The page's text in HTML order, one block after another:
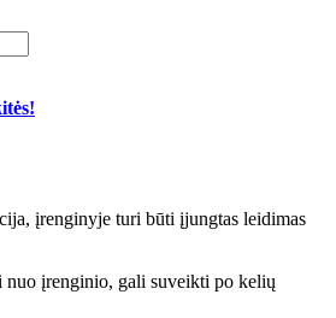
įrenginyje turi būti įjungtas leidimas
nuo įrenginio, gali suveikti po kelių